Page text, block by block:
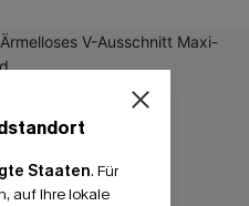
Staaten. Für
auf Ihre lokale